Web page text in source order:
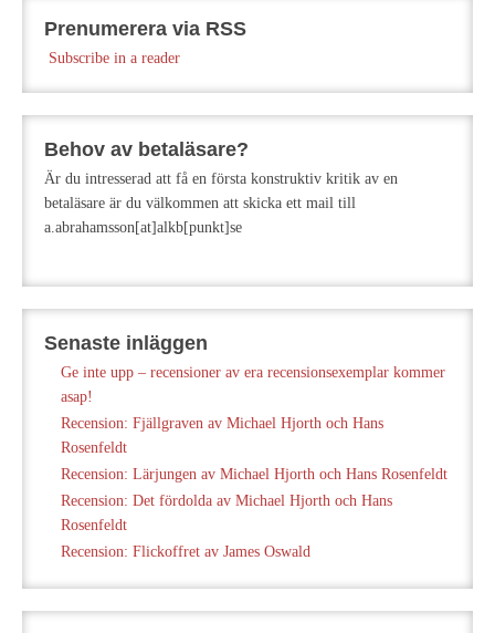
Prenumerera via RSS
Subscribe in a reader
Behov av betaläsare?
Är du intresserad att få en första konstruktiv kritik av en
betaläsare är du välkommen att skicka ett mail till
a.abrahamsson[at]alkb[punkt]se
Senaste inläggen
Ge inte upp – recensioner av era recensionsexemplar kommer
asap!
Recension: Fjällgraven av Michael Hjorth och Hans
Rosenfeldt
Recension: Lärjungen av Michael Hjorth och Hans Rosenfeldt
Recension: Det fördolda av Michael Hjorth och Hans
Rosenfeldt
Recension: Flickoffret av James Oswald